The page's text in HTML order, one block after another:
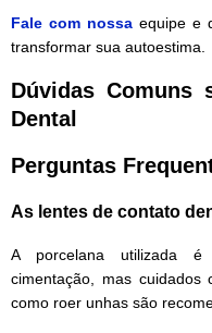
Fale com nossaequipe e
transformar sua autoestima.
Dúvidas Comuns
Dental
Perguntas
As lentes de contato
A porcelana utilizada é
cimentação, mas
como roer unhas são